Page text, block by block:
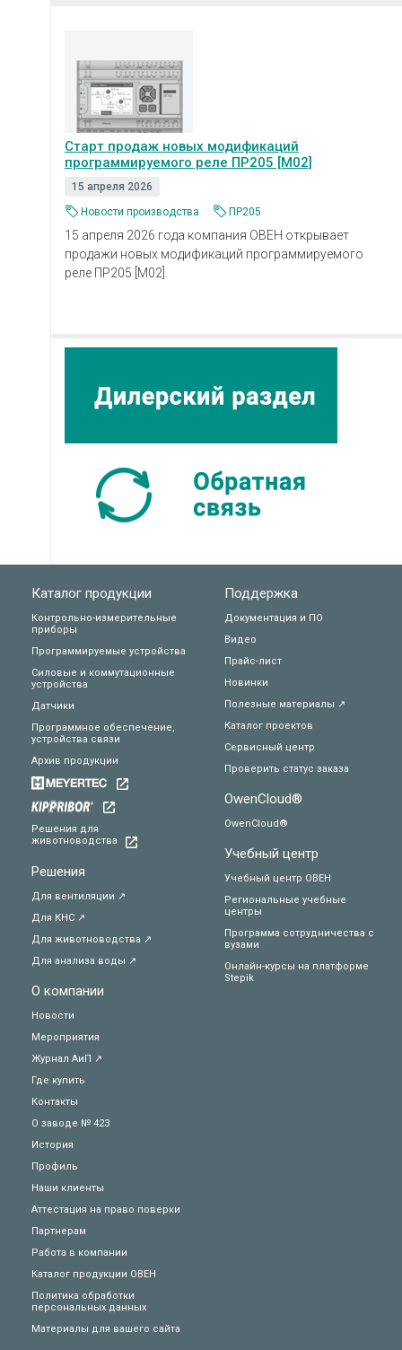
Старт продаж новых модификаций
программируемого реле ПР205 [M02]
15 апреля 2026
Новости производства
ПР205
15 апреля 2026 года компания ОВЕН открывает
продажи новых модификаций программируемого
реле ПР205 [M02].
Каталог продукции
Контрольно-измерительные
приборы
Программируемые устройства
Силовые и коммутационные
устройства
Датчики
Программное обеспечение,
устройства связи
Архив продукции
Решения для
животноводства
Решения
Для вентиляции ↗
Для КНС ↗
Для животноводства ↗
Для анализа воды ↗
О компании
Новости
Мероприятия
Журнал АиП ↗
Где купить
Контакты
О заводе № 423
История
Профиль
Наши клиенты
Аттестация на право поверки
Партнерам
Работа в компании
Каталог продукции ОВЕН
Политика обработки
персональных данных
Материалы для вашего сайта
Поддержка
Документация и ПО
Видео
Прайс-лист
Новинки
Полезные материалы ↗
Каталог проектов
Сервисный центр
Проверить статус заказа
OwenCloud®
OwenCloud®
Учебный центр
Учебный центр ОВЕН
Региональные учебные
центры
Программа сотрудничества с
вузами
Онлайн-курсы на платформе
Stepik
Техподдержка